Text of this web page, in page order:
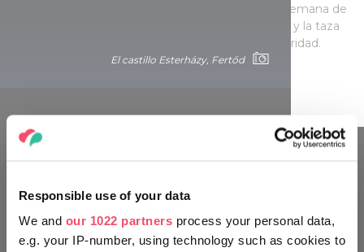
Responsible use of your data
We and our 1022 partners process your personal data,
e.g. your IP-number, using technology such as cookies to
El castillo Esterházy, Fertőd
café durante el verano, así como en los fines de semana de
invierno. No es de extrañar que la tarta Esterházy y la taza
de postre Esterházy hayan conservado su popularidad.
¿Pero son realmente las mejores? ¡Vale la pena
COMO UN HÚNGARO!